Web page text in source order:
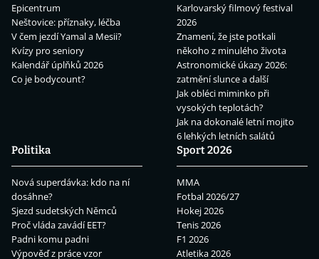
Epicentrum
Neštovice: příznaky, léčba
V čem jezdí Yamal a Mesii?
Kvízy pro seniory
Kalendář úplňků 2026
Co je bodycount?
Karlovarský filmový festival
2026
Znamení, že jste potkali
někoho z minulého života
Astronomické úkazy 2026:
zatmění slunce a další
Jak obléci miminko při
vysokých teplotách?
Jak na dokonalé letní mojito
6 lehkých letních salátů
Politika
Nová superdávka: kdo na ní
dosáhne?
Sjezd sudetských Němců
Proč vláda zavádí EET?
Padni komu padni
Výpověď z práce vzor
Sport 2026
MMA
Fotbal 2026/27
Hokej 2026
Tenis 2026
F1 2026
Atletika 2026